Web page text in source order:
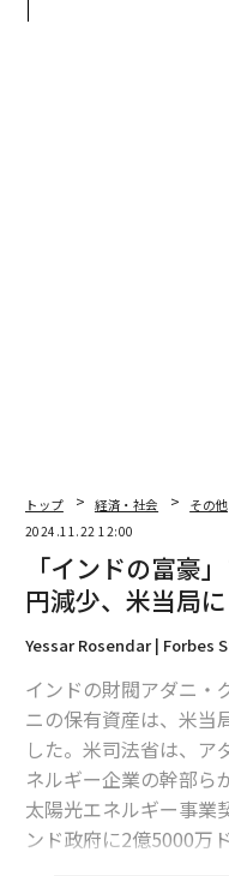
関連記事
「インドの富豪」アダニの資
トップ 経済・社会 その他
2024.11.22 12:00
「インドの富豪
円減少、米当局
Yessar Rosendar | Forbes
インドの財閥アダニ・
ニの保有資産は、米当
した。米司法省は、ア
ネルギー企業の幹部ら
太陽光エネルギー事業
ンド政府に2億5000万
払ったとして、アダ